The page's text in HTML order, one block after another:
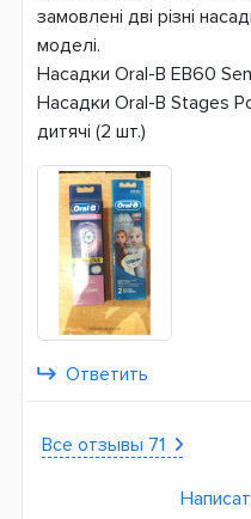
замовлені дві різні
моделі.
Насадки Oral-B EB60
Насадки Oral-B Stages
дитячі (2 шт.)
Ответить
Все отзывы 71